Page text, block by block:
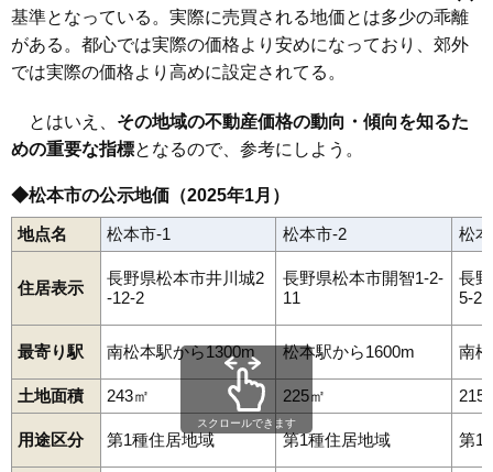
基準となっている。実際に売買される地価とは多少の乖離
がある。都心では実際の価格より安めになっており、郊外
では実際の価格より高めに設定されてる。
とはいえ、 その地域の不動産価格の動向・傾向を知るた
めの重要な指標となるので、参考にしよう。
◆松本市の公示地価（2025年1月）
地点名 松本市-1 松本市-2 松
住居表示
長野県松本市井川城2
-12-2
長野県松本市開智1-2-
11
長
5-20
最寄り駅 南松本駅から1300m 松本駅から1600m 南
土地面積 243㎡ 225㎡ 215
用途区分 第1種住居地域 第1種住居地域 第1
スクロールできます
県蟻ケ崎台井川城 出川町埋橋大手沢村島内清水庄内高宮北
中央
筑摩 渚並柳 野溝木工深志 双葉 本庄南松本 宮田 元町横田
松本駅 北松本駅南松本駅平田駅渚駅